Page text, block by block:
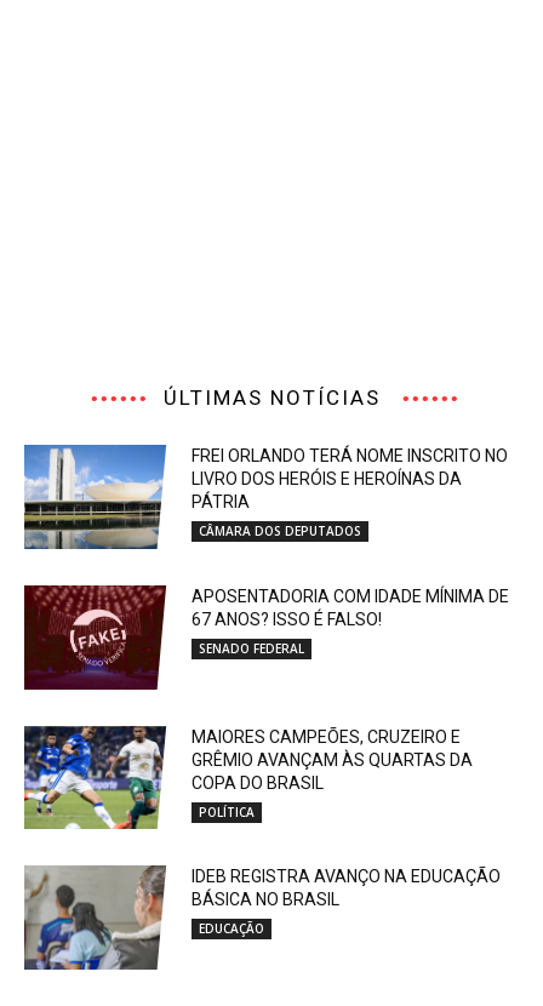
ÚLTIMAS NOTÍCIAS
FREI ORLANDO TERÁ NOME INSCRITO NO
LIVRO DOS HERÓIS E HEROÍNAS DA
PÁTRIA
CÂMARA DOS DEPUTADOS
APOSENTADORIA COM IDADE MÍNIMA DE
67 ANOS? ISSO É FALSO!
SENADO FEDERAL
MAIORES CAMPEÕES, CRUZEIRO E
GRÊMIO AVANÇAM ÀS QUARTAS DA
COPA DO BRASIL
POLÍTICA
IDEB REGISTRA AVANÇO NA EDUCAÇÃO
BÁSICA NO BRASIL
EDUCAÇÃO